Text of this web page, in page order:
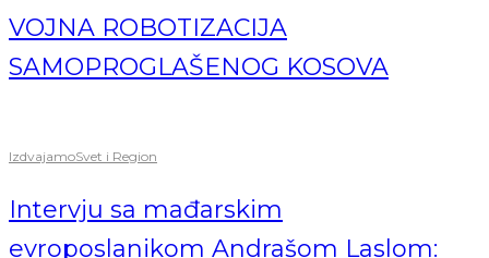
VOJNA ROBOTIZACIJA
SAMOPROGLAŠENOG KOSOVA
IzdvajamoSvet i Region
Intervju sa mađarskim
evroposlanikom Andrašom Laslom: